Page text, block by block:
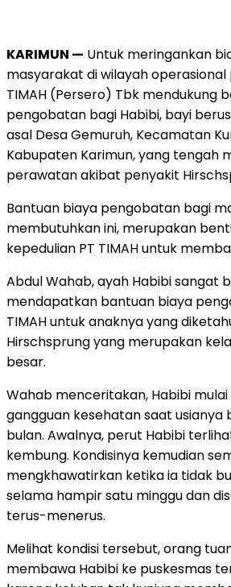
KARIMUN — Untuk meringankan
masyarakat di wilayah operasional
TIMAH (Persero) Tbk mendukung
pengobatan bagi Habibi, bayi
asal Desa Gemuruh, Kecamatan
Kabupaten Karimun, yang tengah
perawatan akibat penyakit
Bantuan biaya pengobatan bagi
membutuhkan ini, merupakan
kepedulian PT TIMAH untuk
Abdul Wahab, ayah Habibi sangat
mendapatkan bantuan biaya
TIMAH untuk anaknya yang
Hirschsprung yang merupakan
besar.
Wahab menceritakan, Habibi
gangguan kesehatan saat usianya
bulan. Awalnya, perut Habibi
kembung. Kondisinya kemudian
mengkhawatirkan ketika ia tidak
selama hampir satu minggu dan
terus-menerus.
Melihat kondisi tersebut, orang
membawa Habibi ke puskesmas